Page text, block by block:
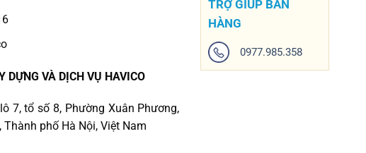
DỰNG VÀ DỊCH VỤ HAVICO
7, tổ số 8, Phường Xuân Phương,
phố Hà Nội, Việt Nam
TRỢ GIÚP BÁN
HÀNG
0977.985.358